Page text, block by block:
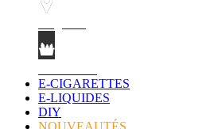
E-CIGARETTES
E-LIQUIDES
DIY
NOUVEAUTÉS